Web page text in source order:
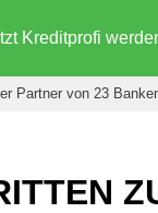
Kreditprofi
Partner von 23